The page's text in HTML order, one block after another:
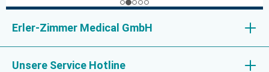
Erler-Zimmer Medical GmbH
Unsere Service Hotline